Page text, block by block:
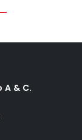
& C.